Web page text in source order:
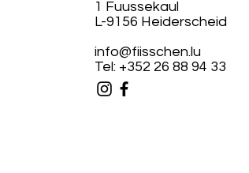
1 Fuussekaul
L-9156 Heiderscheid
info@fiisschen.lu
Tel: +352 26 88 94 33